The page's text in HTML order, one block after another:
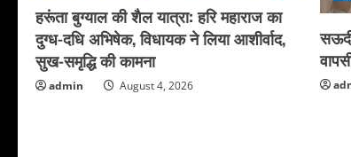
हरूंता बुग्याल की शैल यात्रा: हरि महाराज का
दुग्ध-दधि अभिषेक, विधायक ने लिया आशीर्वाद,
सुख-समृद्धि की कामना
admin August 4, 2026